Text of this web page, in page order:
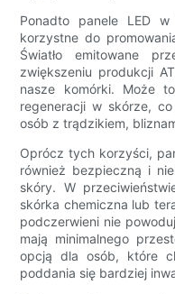
Ponadto panele LED
korzystne do
Światło emitowane
zwiększeniu produkcji
nasze komórki. Może
regeneracji w skórze,
osób z trądzikiem,
Oprócz tych korzyści,
również bezpieczną i
skóry. W
skórka chemiczna lub
podczerwieni nie
mają minimalnego
opcją dla osób, które
poddania się bardziej